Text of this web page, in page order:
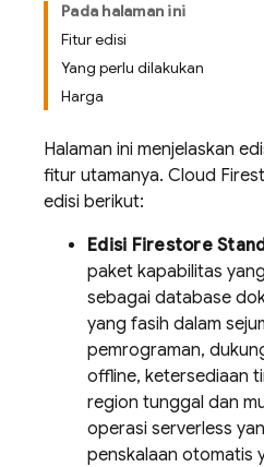
Pada halaman ini
Fitur edisi
Yang perlu dilakukan
Harga
Halaman ini menjelaskan
fitur utamanya. Cloud
edisi berikut:
Edisi Firestore
paket kapabilitas
sebagai database
yang fasih dalam
pemrograman,
offline, ketersediaan
region tunggal dan
operasi serverless
penskalaan otomatis